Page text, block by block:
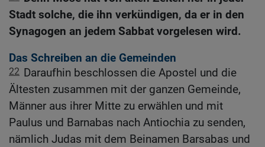
Stadt solche, die ihn verkündigen, da er in den
Synagogen an jedem Sabbat vorgelesen wird.
Das Schreiben an die Gemeinden
22 Daraufhin beschlossen die Apostel und die
Ältesten zusammen mit der ganzen Gemeinde,
Männer aus ihrer Mitte zu erwählen und mit
Paulus und Barnabas nach Antiochia zu senden,
nämlich Judas mit dem Beinamen Barsabas und